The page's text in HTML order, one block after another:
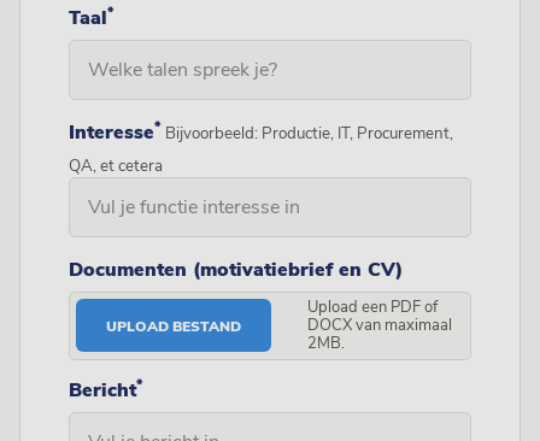
Taal*
Interesse* Bijvoorbeeld: Productie, IT, Procurement,
QA, et cetera
Documenten (motivatiebrief en CV)
UPLOAD BESTAND
Upload een PDF of
DOCX van maximaal
2MB.
Bericht*